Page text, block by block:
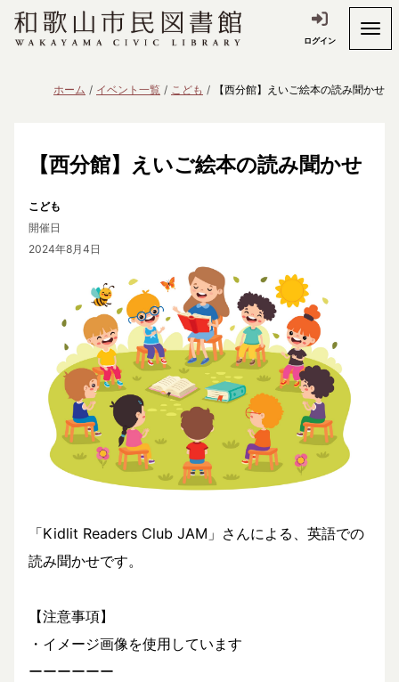
ログイン
ホーム イベント一覧 こども 【西分館】えいご絵本の読み聞かせ
【西分館】えいご絵本の読み聞かせ
こども
開催日
2024年8月4日
「Kidlit Readers Club JAM」さんによる、英語での
読み聞かせです。
【注意事項】
・イメージ画像を使用しています
ーーーーーー